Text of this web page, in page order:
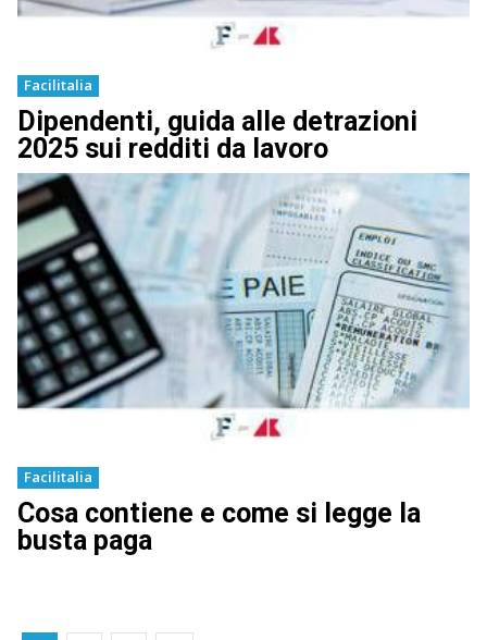
Facilitalia
Dipendenti, guida alle detrazioni
2025 sui redditi da lavoro
Facilitalia
Cosa contiene e come si legge la
busta paga